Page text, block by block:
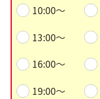
10:00～
13:00～
16:00～
19:00～